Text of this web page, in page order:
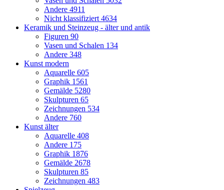
Andere 4911
Nicht klassifiziert 4634
Keramik und Steinzeug - älter und antik
Figuren 90
Vasen und Schalen 134
Andere 348
Kunst modern
Aquarelle 605
Graphik 1561
Gemälde 5280
Skulpturen 65
Zeichnungen 534
Andere 760
Kunst älter
Aquarelle 408
Andere 175
Graphik 1876
Gemälde 2678
Skulpturen 85
Zeichnungen 483